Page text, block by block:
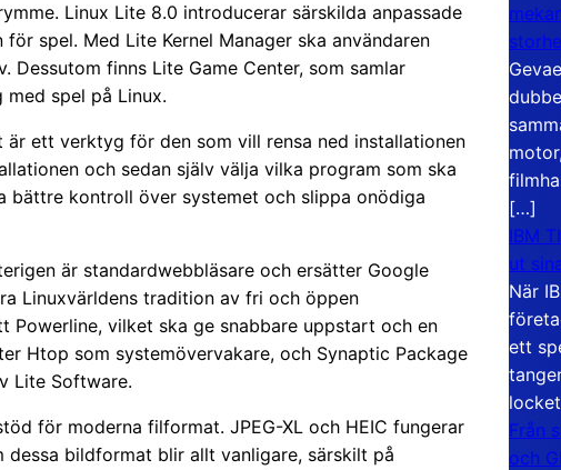
Linux Lite 8.0 introducerar särskilda anpassade
spel. Med Lite Kernel Manager ska användaren
Dessutom finns Lite Game Center, som samlar
spel på Linux.
ett verktyg för den som vill rensa ned installationen
och sedan själv välja vilka program som ska
bättre kontroll över systemet och slippa onödiga
är standardwebbläsare och ersätter Google
Linuxvärldens tradition av fri och öppen
Powerline, vilket ska ge snabbare uppstart och en
Htop som systemövervakare, och Synaptic Package
Lite Software.
för moderna filformat. JPEG-XL och HEIC fungerar
bildformat blir allt vanligare, särskilt på
[…]
IBM
ut
När
ett
Från
och